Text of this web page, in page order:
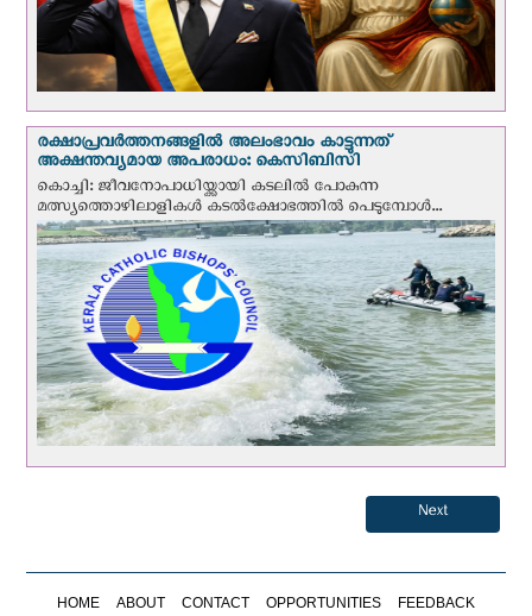
രക്ഷാപ്രവര്‍ത്തനങ്ങളില്‍ അലംഭാവം കാട്ടുന്നത്
അക്ഷന്തവ്യമായ അപരാധം: കെസിബിസി
കൊച്ചി: ജീവനോപാധിയ്ക്കായി കടലില്‍ പോകുന്ന
മത്സ്യത്തൊഴിലാളികള്‍ കടല്‍ക്ഷോഭത്തില്‍ പെടുമ്പോള്‍...
Next
HOME ABOUT CONTACT OPPORTUNITIES FEEDBACK